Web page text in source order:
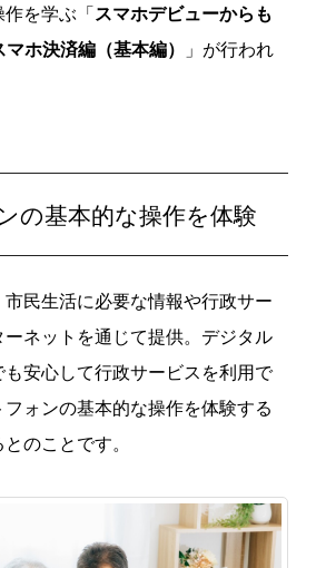
を学ぶ「スマホデビューからも
ホ決済編（基本編） 」が行われ
の基本的な操作を体験
民生活に必要な情報や行政サー
ネットを通じて提供。デジタル
安心して行政サービスを利用で
ォンの基本的な操作を体験する
のことです。